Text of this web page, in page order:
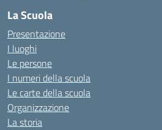
La Scuola
Presentazione
I luoghi
Le persone
I numeri della scuola
Le carte della scuola
Organizzazione
La storia